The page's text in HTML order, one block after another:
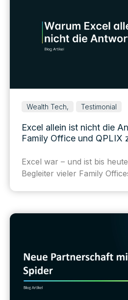
Wealth Tech, Testimonial
Excel allein ist nicht die
Family Office und QPLIX
Excel war – und ist bis
Begleiter vieler Family